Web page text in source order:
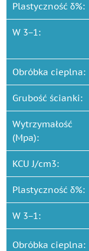
Plastyczność δ%:
W 3−1:
Obróbka cieplna:
Grubość ścianki:
Wytrzymałość
(Mpa):
KCU J/cm3:
Plastyczność δ%:
W 3−1:
Obróbka cieplna: